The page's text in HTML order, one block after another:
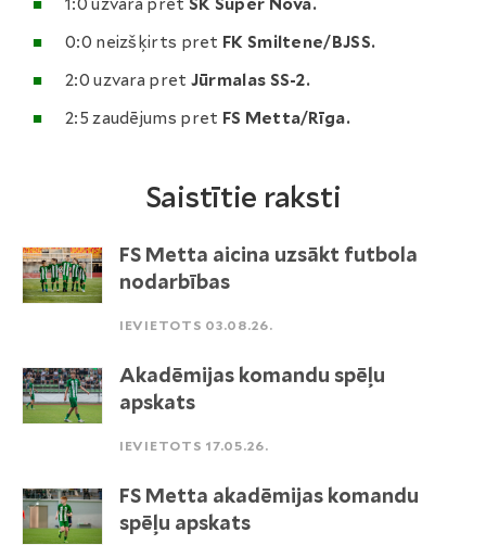
1:0 uzvara pret SK Super Nova.
0:0 neizšķirts pret FK Smiltene/BJSS.
2:0 uzvara pret Jūrmalas SS-2.
2:5 zaudējums pret FS Metta/Rīga.
Saistītie raksti
FS Metta aicina uzsākt futbola
nodarbības
IEVIETOTS 03.08.26.
Akadēmijas komandu spēļu
apskats
IEVIETOTS 17.05.26.
FS Metta akadēmijas komandu
spēļu apskats